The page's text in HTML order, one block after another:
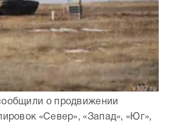
о продвижении
«Север», «Запад», «Юг»,